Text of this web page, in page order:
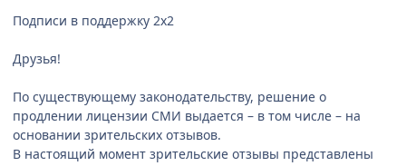
Подписи в поддержку 2x2
Друзья!
По существующему законодательству, решение о
продлении лицензии СМИ выдается – в том числе – на
основании зрительских отзывов.
В настоящий момент зрительские отзывы представлены